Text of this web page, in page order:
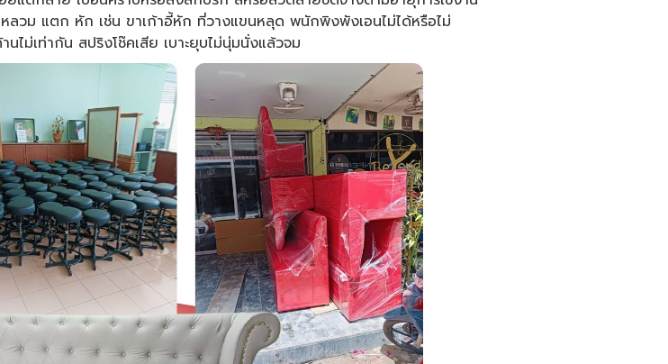
ลวม แตก หัก เช่น ขาเก้าอี้หัก ที่วางแขนหลุด พนักพิงพังเอนไม่ได้หรือไม่
ไม่เท่ากัน สปริงโช๊คเสีย เบาะยุบไม่นุ่มนั่งแล้วจม